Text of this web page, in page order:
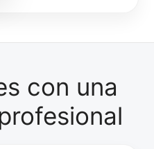
con una